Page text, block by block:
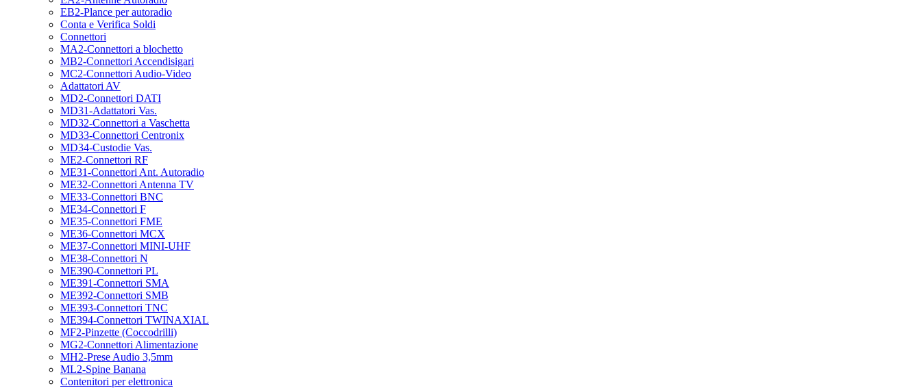
EB2-Plance per autoradio
Conta e Verifica Soldi
Connettori
MA2-Connettori a blochetto
MB2-Connettori Accendisigari
MC2-Connettori Audio-Video
Adattatori AV
MD2-Connettori DATI
MD31-Adattatori Vas.
MD32-Connettori a Vaschetta
MD33-Connettori Centronix
MD34-Custodie Vas.
ME2-Connettori RF
ME31-Connettori Ant. Autoradio
ME32-Connettori Antenna TV
ME33-Connettori BNC
ME34-Connettori F
ME35-Connettori FME
ME36-Connettori MCX
ME37-Connettori MINI-UHF
ME38-Connettori N
ME390-Connettori PL
ME391-Connettori SMA
ME392-Connettori SMB
ME393-Connettori TNC
ME394-Connettori TWINAXIAL
MF2-Pinzette (Coccodrilli)
MG2-Connettori Alimentazione
MH2-Prese Audio 3,5mm
ML2-Spine Banana
Contenitori per elettronica